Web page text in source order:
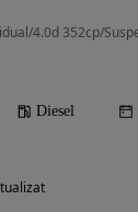
Diesel